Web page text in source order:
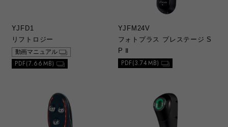
1）総合カタログ、取扱説明書中に記載する安
全上のご注意は、法的規制などの変化に応じ
て変更する場合があります。最新の安全に関
するお問い合わせは当社カスタマーサポート
へお問い合わせください。
1）本ウェブサイトのサービスを利用または利
用できなかったことによって、万が一損害
（データの破損・業務の中断・営業情報の損
YJFD1
リフトロジー
動画マニュアル
PDF(7.66MB)
YJFM24V
フォトプラス プレステージ S
P Ⅱ
PDF(3.74MB)